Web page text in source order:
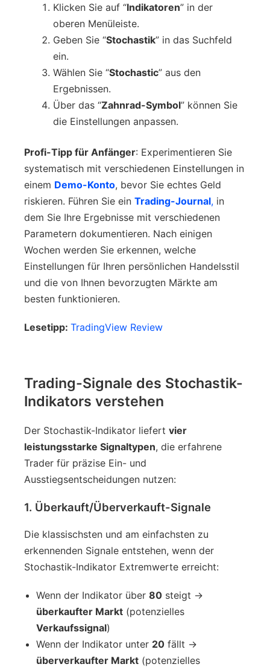
Klicken Sie auf “Indikatoren” in der
oberen Menüleiste.
Geben Sie “Stochastik” in das Suchfeld
ein.
Wählen Sie “Stochastic” aus den
Ergebnissen.
Über das “Zahnrad-Symbol” können Sie
die Einstellungen anpassen.
Profi-Tipp für Anfänger: Experimentieren Sie
systematisch mit verschiedenen Einstellungen in
einem Demo-Konto, bevor Sie echtes Geld
riskieren. Führen Sie ein Trading-Journal, in
dem Sie Ihre Ergebnisse mit verschiedenen
Parametern dokumentieren. Nach einigen
Wochen werden Sie erkennen, welche
Einstellungen für Ihren persönlichen Handelsstil
und die von Ihnen bevorzugten Märkte am
besten funktionieren.
Lesetipp: TradingView Review
Trading-Signale des Stochastik-
Indikators verstehen
Der Stochastik-Indikator liefert vier
leistungsstarke Signaltypen, die erfahrene
Trader für präzise Ein- und
Ausstiegsentscheidungen nutzen:
1. Überkauft/Überverkauft-Signale
Die klassischsten und am einfachsten zu
erkennenden Signale entstehen, wenn der
Stochastik-Indikator Extremwerte erreicht:
Wenn der Indikator über 80 steigt →
überkaufter Markt (potenzielles
Verkaufssignal)
Wenn der Indikator unter 20 fällt →
überverkaufter Markt (potenzielles